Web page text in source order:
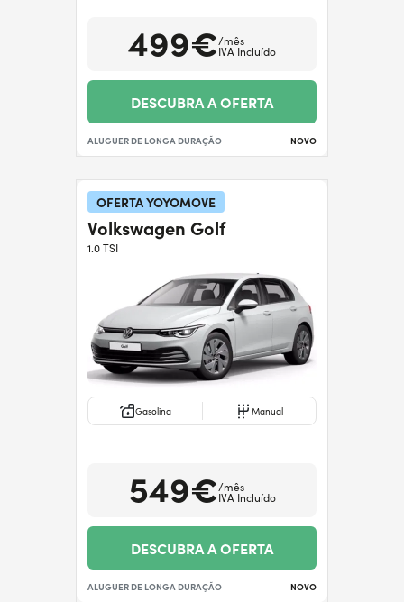
499€/mês
IVA Incluído
DESCUBRA A OFERTA
ALUGUER DE LONGA DURAÇÃO NOVO
OFERTA YOYOMOVE
Volkswagen Golf
1.0 TSI
Gasolina Manual
549€/mês
IVA Incluído
DESCUBRA A OFERTA
ALUGUER DE LONGA DURAÇÃO NOVO